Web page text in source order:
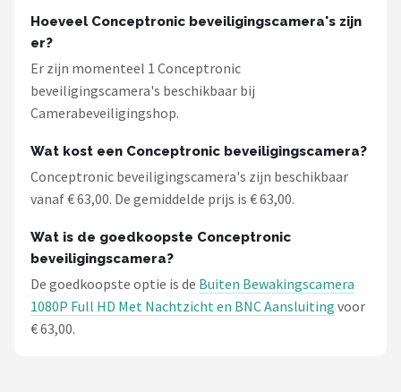
Hoeveel Conceptronic beveiligingscamera's zijn
er?
Er zijn momenteel 1 Conceptronic
beveiligingscamera's beschikbaar bij
Camerabeveiligingshop.
Wat kost een Conceptronic beveiligingscamera?
Conceptronic beveiligingscamera's zijn beschikbaar
vanaf € 63,00. De gemiddelde prijs is € 63,00.
Wat is de goedkoopste Conceptronic
beveiligingscamera?
De goedkoopste optie is de Buiten Bewakingscamera
1080P Full HD Met Nachtzicht en BNC Aansluiting voor
€ 63,00.